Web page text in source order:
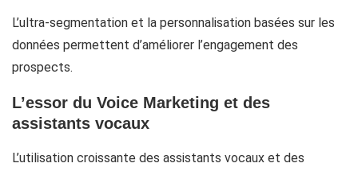
L’ultra-segmentation et la personnalisation basées sur les
données permettent d’améliorer l’engagement des
prospects.
L’essor du Voice Marketing et des
assistants vocaux
L’utilisation croissante des assistants vocaux et des